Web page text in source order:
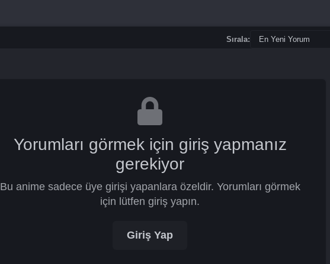
Sırala:
Yorumları görmek için giriş yapmanız
gerekiyor
Bu anime sadece üye girişi yapanlara özeldir. Yorumları görmek
için lütfen giriş yapın.
Giriş Yap